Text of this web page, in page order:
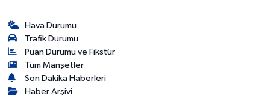
Hava Durumu
Trafik Durumu
Puan Durumu ve Fikstür
Tüm Manşetler
Son Dakika Haberleri
Haber Arşivi